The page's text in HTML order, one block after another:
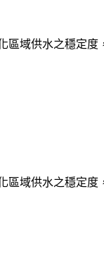
區域供水之穩定
區域供水之穩定